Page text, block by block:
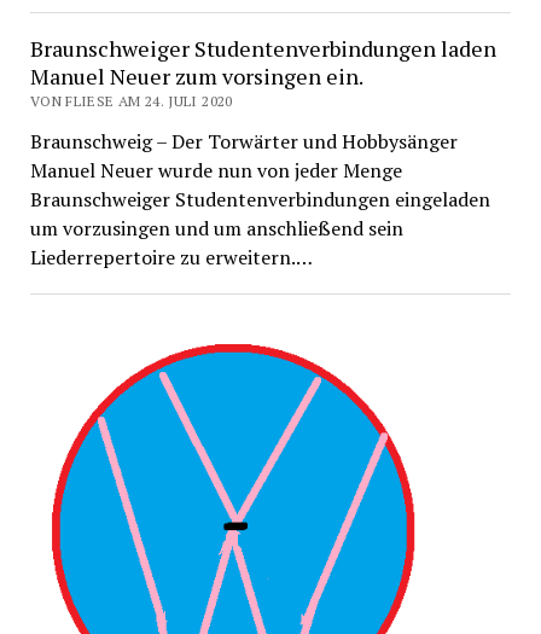
Braunschweiger Studentenverbindungen laden
Manuel Neuer zum vorsingen ein.
VON FLIESE AM 24. JULI 2020
Braunschweig – Der Torwärter und Hobbysänger
Manuel Neuer wurde nun von jeder Menge
Braunschweiger Studentenverbindungen eingeladen
um vorzusingen und um anschließend sein
Liederrepertoire zu erweitern.…